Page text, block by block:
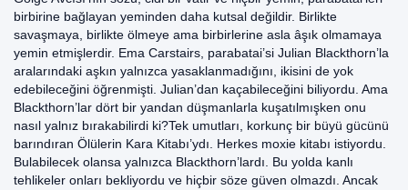
birbirine bağlayan yeminden daha kutsal değildir. Birlikte
savaşmaya, birlikte ölmeye ama birbirlerine asla âşık olmamaya
yemin etmişlerdir. Ema Carstairs, parabatai’si Julian Blackthorn’la
aralarındaki aşkın yalnızca yasaklanmadığını, ikisini de yok
edebileceğini öğrenmişti. Julian’dan kaçabileceğini biliyordu. Ama
Blackthorn’lar dört bir yandan düşmanlarla kuşatılmışken onu
nasıl yalnız bırakabilirdi ki?Tek umutları, korkunç bir büyü gücünü
barındıran Ölülerin Kara Kitabı’ydı. Herkes moxie kitabı istiyordu.
Bulabilecek olansa yalnızca Blackthorn’lardı. Bu yolda kanlı
tehlikeler onları bekliyordu ve hiçbir söze güven olmazdı. Ancak